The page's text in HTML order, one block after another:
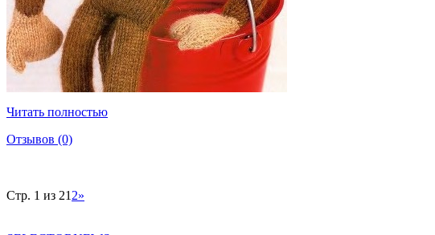
Читать полностью
Отзывов (0)
Стр. 1 из 212»